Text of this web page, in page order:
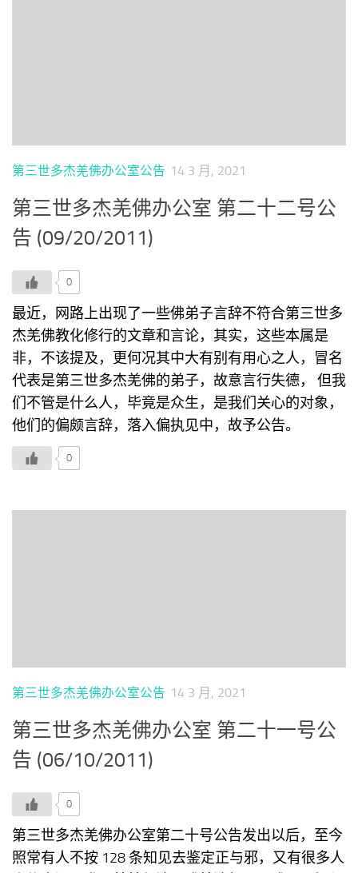
第三世多杰羌佛办公室公告 14 3 月, 2021
第三世多杰羌佛办公室 第二十二号公
告 (09/20/2011)
0
最近，网路上出现了一些佛弟子言辞不符合第三世多
杰羌佛教化修行的文章和言论，其实，这些本属是
非，不该提及，更何况其中大有别有用心之人，冒名
代表是第三世多杰羌佛的弟子，故意言行失德， 但我
们不管是什么人，毕竟是众生，是我们关心的对象，
他们的偏颇言辞，落入偏执见中，故予公告。
0
第三世多杰羌佛办公室公告 14 3 月, 2021
第三世多杰羌佛办公室 第二十一号公
告 (06/10/2011)
0
第三世多杰羌佛办公室第二十号公告发出以后，至今
照常有人不按 128 条知见去鉴定正与邪，又有很多人